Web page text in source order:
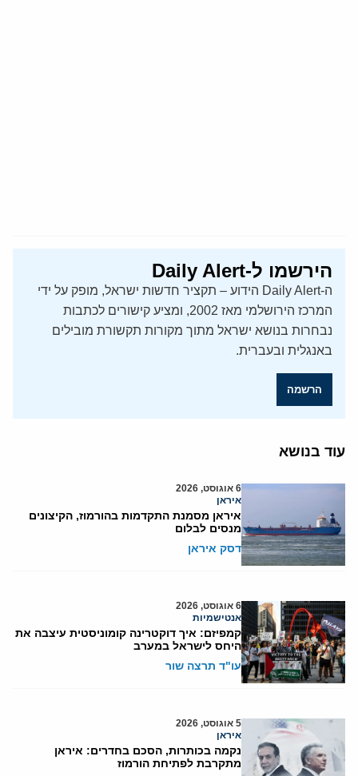
הירשמו ל-Daily Alert
ה-Daily Alert הידוע – תקציר חדשות ישראל, מופק על ידי
המרכז הירושלמי מאז 2002, ומציע קישורים לכתבות
נבחרות בנושא ישראל מתוך מקורות תקשורת מובילים
באנגלית ובעברית.
הרשמה
עוד בנושא
6 אוגוסט, 2026
איראן
איראן מסמנת התקדמות בהורמוז, הקיצונים
מנסים לבלום
דסק איראן
6 אוגוסט, 2026
אנטישמיות
קמפיזם: איך דוקטרינה קומוניסטית עיצבה את
היחס לישראל במערב
עו"ד תרצה שור
5 אוגוסט, 2026
איראן
נקמה בכותרות, הסכם בחדרים: איראן
מתקרבת לפתיחת הורמוז